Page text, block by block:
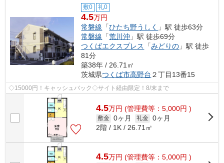
敷0 礼0
4.5万円
常磐線 「ひたち野うしく
」駅 徒歩63分
常磐線 「荒川沖 」駅 徒歩69分
つくばエクスプレス
「みどりの 」駅 徒歩
81分
築38年 / 26.71㎡
茨城県つくば市高野台 ２丁目13番15
◇15000円！キャッシュバック◇サイト経由限定！8/末まで
4.5万円 (管理費等：5,000円 )
敷金 0ヶ月 礼金 0ヶ月
2階 / 1K / 26.71㎡
4.5万円 (管理費等：5,000円 )